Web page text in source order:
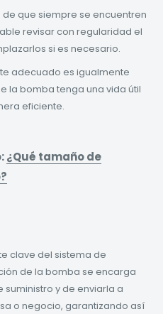
que siempre se encuentren
revisar con regularidad el
si es necesario.
adecuado es igualmente
la bomba tenga una vida útil
eficiente.
¿Qué tamaño de
clave del sistema de
de la bomba se encarga
y de enviarla a
o negocio, garantizando así